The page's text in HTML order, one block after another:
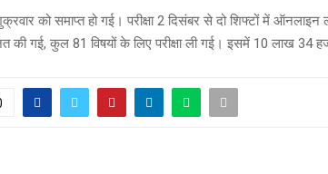
को समाप्त हो गई। परीक्षा 2 दिसंबर से दो शिफ्टों में
की गई, कुल 81 विषयों के लिए परीक्षा ली गई। इसमें 10 लाख 34